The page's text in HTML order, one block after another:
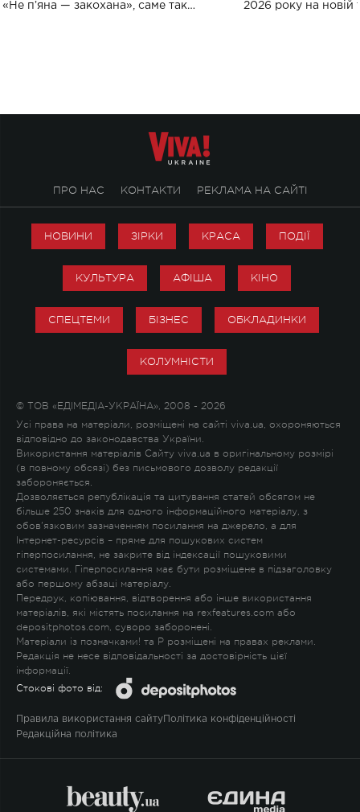
«Не пʼяна — закохана», саме так
2026 року на новій
ПРО НАС КОНТАКТИ РЕКЛАМА НА САЙТІ
НОВИНИ ЗІРКИ КРАСА ПОДІЇ
КУЛЬТУРА АФІША КІНО
СПЕЦТЕМИ БІЗНЕС ОБКЛАДИНКИ
КОЛУМНІСТИ
© ТОВ «ЕДІМЕДІА-УКРАЇНА», 2008 - 2026
Усі права на матеріали, розміщені на сайті viva.ua, охороняються
відповідно до законодавства України.
Використання матеріалів Сайту viva.ua в оригінальному розмірі
(в повному обсязі) без письмового дозволу редакції
забороняється.
Дозволяється републікація та цитування статей обсягом не
більше 250 знаків для одного інформаційного матеріалу, з
обов'язковим зазначенням посилання на джерело, а для
Інтернет-ресурсів – пряме для пошукових систем
гіперпосилання, не закрите від індексації пошуковими
системами. Гіперпосилання має бути розміщене в підзаголовку
або першому абзаці матеріалу.
Передрук, копіювання, відтворення або інше використання
матеріалів, які містять посилання на rexfeatures.com або
depositphotos.com, суворо заборонені.
Матеріали із позначками! та P розміщені на правах реклами.
Редакція не несе відповідальності за достовірність цієї
інформації.
Стокові фото від:
Правила використання сайту Політика конфіденційності
Редакційна політика